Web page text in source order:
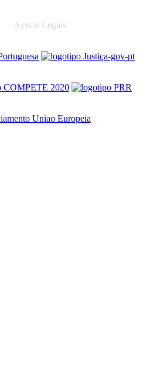
Avisos Legais